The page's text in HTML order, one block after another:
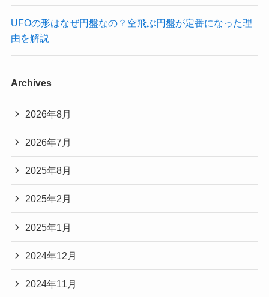
UFOの形はなぜ円盤なの？空飛ぶ円盤が定番になった理
由を解説
Archives
2026年8月
2026年7月
2025年8月
2025年2月
2025年1月
2024年12月
2024年11月